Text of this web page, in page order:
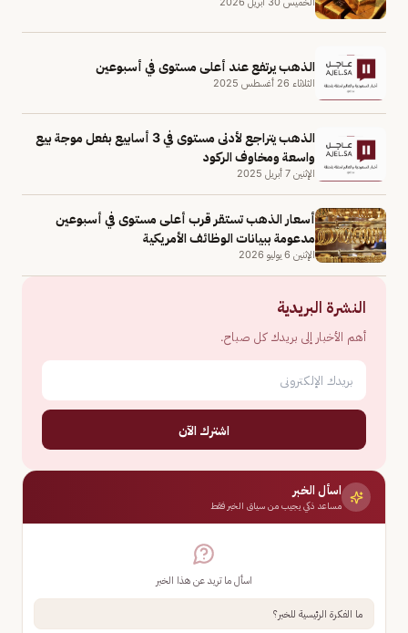
الذهب يرتفع عند أعلى مستوى في أسبوعين
الثلاثاء 26 أغسطس 2025
الذهب يتراجع لأدنى مستوى في 3 أسابيع بفعل موجة بيع
واسعة ومخاوف الركود
الإثنين 7 أبريل 2025
أسعار الذهب تستقر قرب أعلى مستوى في أسبوعين
مدعومة ببيانات الوظائف الأمريكية
الإثنين 6 يوليو 2026
النشرة البريدية
أهم الأخبار إلى بريدك كل صباح.
اشترك الآن
اسأل الخبر
مساعد ذكي يجيب من سياق الخبر فقط
اسأل ما تريد عن هذا الخبر
ما الفكرة الرئيسية للخبر؟